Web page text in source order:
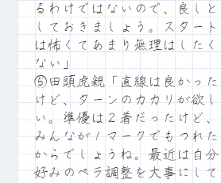
るわけではないので、良しと
しておきましょう。スタート
は怖くてあまり無理はしたく
ない」
⑤田頭虎親「直線は良かった
けど、ターンのカカリが欲し
い。準優は２着だったけど、
みんなが１マークでもつれた
からでしょうね。最近は自分
好みのペラ調整を大事にして